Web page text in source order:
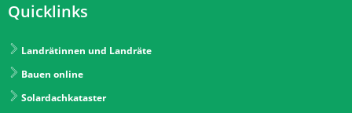
Quicklinks
Landrätinnen und Landräte
Bauen online
Solardachkataster